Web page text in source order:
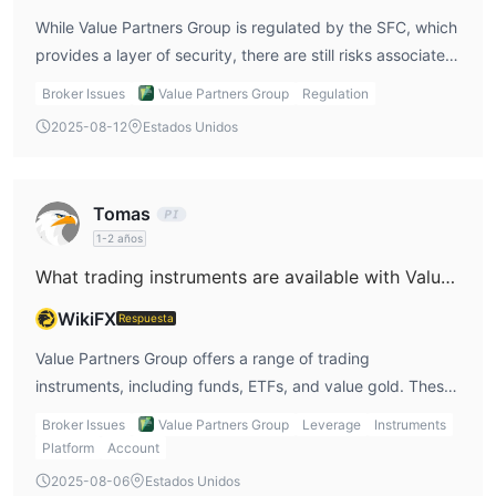
While Value Partners Group is regulated by the SFC, which
provides a layer of security, there are still risks associated
with investing in products like funds, ETFs, and gold. The
could lead to unexpected surprises for traders,
and ensure that you fully understand the costs and market
conditions before engaging in Value Partners Group
trading.
Broker Issues Value Partners Group
Regulation
2025-08-12
Estados Unidos
Tomas
1-2 años
What trading instruments are available with Value Partners Group?
WikiFX Respuesta
Value Partners Group offers a range of trading
instruments, including funds, ETFs, and value gold. These
instruments allow investors to access diverse asset
classes, including stocks, currency funds, and multi-asset
segments. For Value Partners Group trading, this variety
Broker Issues Value Partners Group Leverage
Instruments
Platform
Account
2025-08-06
Estados Unidos